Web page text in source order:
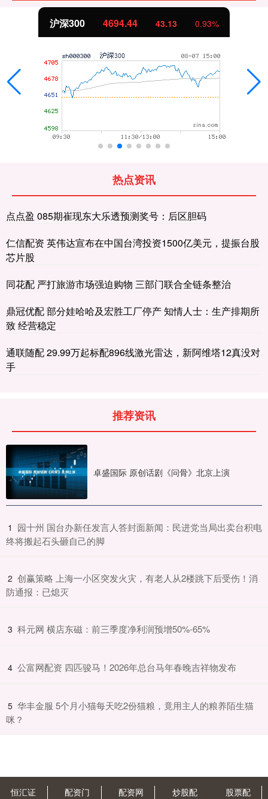
沪深300 4694.44 43.13 0.93%
热点资讯
点点盈 085期崔现东大乐透预测奖号：后区胆码
仁信配资 英伟达宣布在中国台湾投资1500亿美元，提振台股
芯片股
同花配 严打旅游市场强迫购物 三部门联合全链条整治
鼎冠优配 部分娃哈哈及宏胜工厂停产 知情人士：生产排期所
致 经营稳定
通联随配 29.99万起标配896线激光雷达，新阿维塔12真没对
手
推荐资讯
卓盛国际 原创话剧《问骨》北京上演
1 ​园十州 国台办新任发言人答封面新闻：民进党当局出卖台积电
终将搬起石头砸自己的脚
2 ​创赢策略 上海一小区突发火灾，有老人从2楼跳下后受伤！消
防通报：已熄灭
3 ​科元网 横店东磁：前三季度净利润预增50%-65%
4 ​公富网配资 四匹骏马！2026年总台马年春晚吉祥物发布
5 ​华丰金服 5个月小猫每天吃2份猫粮，竟用主人的粮养陌生猫
咪？
恒汇证
配资门
配资网
炒股配
股票配